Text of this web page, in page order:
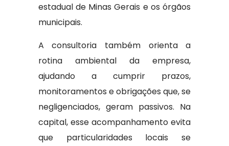
estadual de Minas Gerais e os órgãos
municipais.
A consultoria também orienta a
rotina ambiental da empresa,
ajudando a cumprir prazos,
monitoramentos e obrigações que, se
negligenciados, geram passivos. Na
capital, esse acompanhamento evita
que particularidades locais se